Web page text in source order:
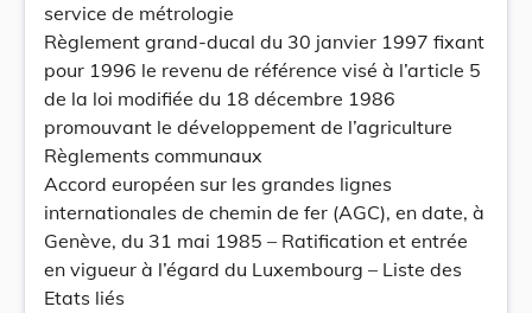
service de métrologie
Règlement grand-ducal du 30 janvier 1997 fixant
pour 1996 le revenu de référence visé à l’article 5
de la loi modifiée du 18 décembre 1986
promouvant le développement de l’agriculture
Règlements communaux
Accord européen sur les grandes lignes
internationales de chemin de fer (AGC), en date, à
Genève, du 31 mai 1985 – Ratification et entrée
en vigueur à l’égard du Luxembourg – Liste des
Etats liés